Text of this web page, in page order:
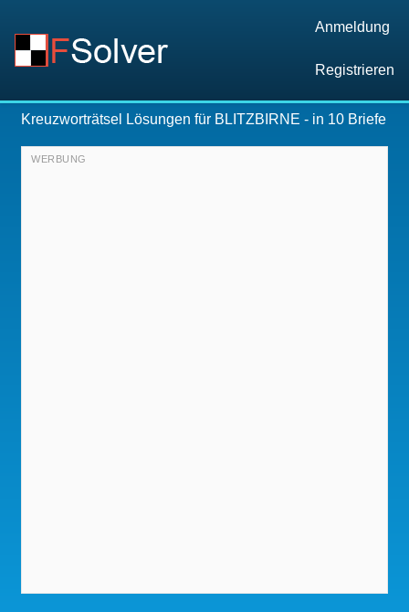
Anmeldung
Registrieren
Kreuzworträtsel Lösungen für BLITZBIRNE - in 10 Briefe